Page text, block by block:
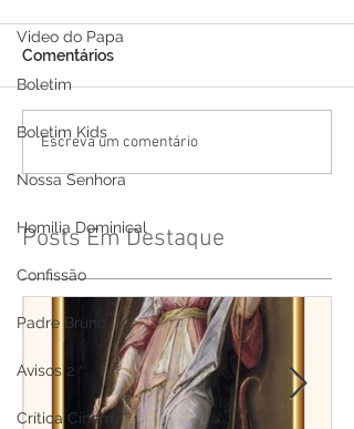
Video do Papa
Boletim
Boletim Kids
Nossa Senhora
Homilia Dominical
Confissão
Padre Bruno
Avisos 2
Crítica Cinema
Comentários
Escreva um comentário
Posts Em Destaque